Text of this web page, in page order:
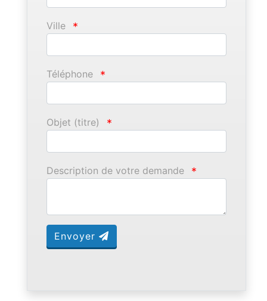
Ville *
Téléphone *
Objet (titre) *
Description de votre demande *
Envoyer